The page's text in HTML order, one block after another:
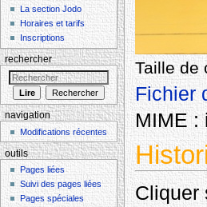
Taille de
Fichier
MIME :
Cliquer
La section Jodo
Horaires et tarifs
Inscriptions
rechercher
navigation
Modifications récentes
outils
Pages liées
Suivi des pages liées
Pages spéciales